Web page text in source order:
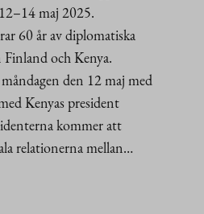
maj 2025.
60 år av diplomatiska
och Kenya.
den 12 maj med
Kenyas president
kommer att
relationerna mellan…